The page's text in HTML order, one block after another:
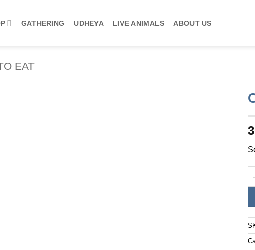
GATHERING UDHEYA LIVE ANIMALS ABOUT US
EAT